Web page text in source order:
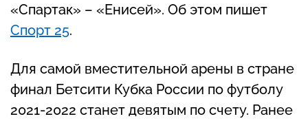
«Спартак» – «Енисей». Об этом пишет
Спорт 25.
Для самой вместительной арены в стране
финал Бетсити Кубка России по футболу
2021-2022 станет девятым по счету. Ранее